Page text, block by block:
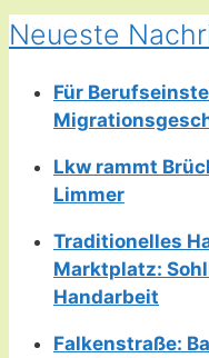
Neueste
Für
Lkw rammt
Limmer
Traditionelles
Marktplatz:
Handarbeit
Falkenstraße: